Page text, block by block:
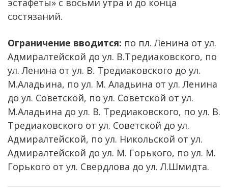
эстафеты» с восьми утра и до конца
состязаний.
Ограничение вводится: по пл. Ленина от ул.
Адмиралтейской до ул. В.Тредиаковского, по
ул. Ленина от ул. В. Тредиаковского до ул.
М.Аладьина, по ул. М. Аладьина от ул. Ленина
до ул. Советской, по ул. Советской от ул.
М.Аладьина до ул. В. Тредиаковского, по ул. В.
Тредиаковского от ул. Советской до ул.
Адмиралтейской, по ул. Никольской от ул.
Адмиралтейской до ул. М. Горького, по ул. М.
Горького от ул. Свердлова до ул. Л.Шмидта.